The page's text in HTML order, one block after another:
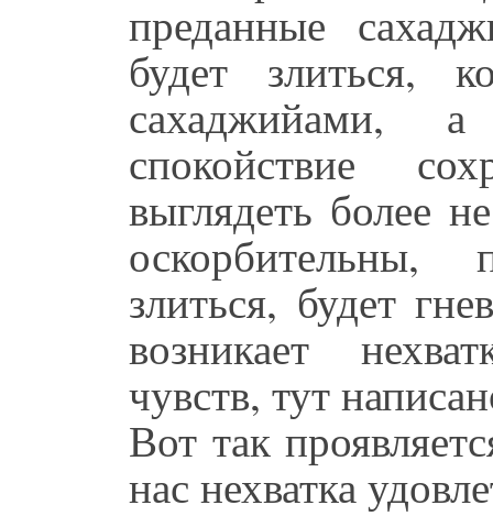
преданные
будет злиться,
сахаджийами,
спокойствие
выглядеть более
оскорбительны,
злиться, будет
возникает
чувств, тут
Вот так
нас нехватка